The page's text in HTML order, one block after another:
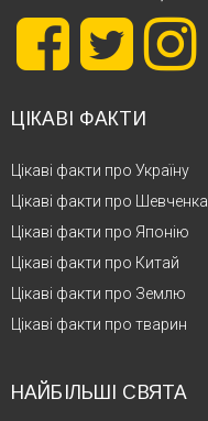
ЦІКАВІ ФАКТИ
Цікаві факти про Україну
Цікаві факти про Шевченка
Цікаві факти про Японію
Цікаві факти про Китай
Цікаві факти про Землю
Цікаві факти про тварин
НАЙБІЛЬШІ СВЯТА